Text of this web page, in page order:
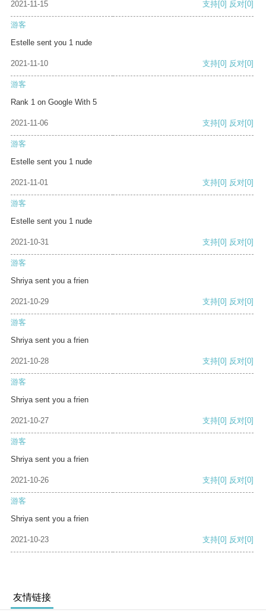
2021-11-15 支持[0] 反对[0]
游客
Estelle sent you 1 nude
2021-11-10 支持[0] 反对[0]
游客
Rank 1 on Google With 5
2021-11-06 支持[0] 反对[0]
游客
Estelle sent you 1 nude
2021-11-01 支持[0] 反对[0]
游客
Estelle sent you 1 nude
2021-10-31 支持[0] 反对[0]
游客
Shriya sent you a frien
2021-10-29 支持[0] 反对[0]
游客
Shriya sent you a frien
2021-10-28 支持[0] 反对[0]
游客
Shriya sent you a frien
2021-10-27 支持[0] 反对[0]
游客
Shriya sent you a frien
2021-10-26 支持[0] 反对[0]
游客
Shriya sent you a frien
2021-10-23 支持[0] 反对[0]
友情链接